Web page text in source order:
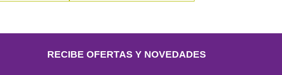
RECIBE OFERTAS Y NOVEDADES